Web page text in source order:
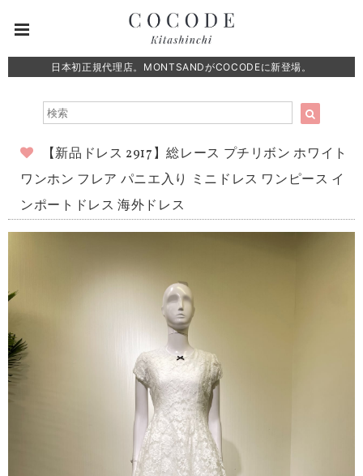
日本初正規代理店。MONTSANDがCOCODEに新登場。
【新品ドレス 2917】総レース プチリボン ホワイト
ワンホン フレア パニエ入り ミニドレス ワンピース イ
ンポートドレス 海外ドレス